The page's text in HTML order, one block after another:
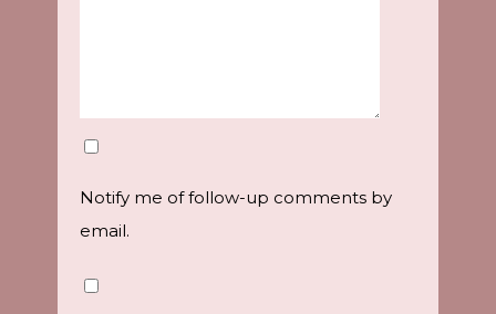
Notify me of follow-up comments by
email.